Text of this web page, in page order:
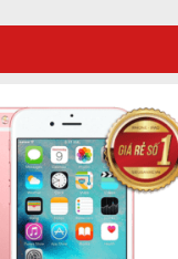
Add to
wishlist